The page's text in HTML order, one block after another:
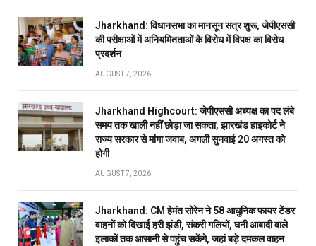
Jharkhand: विधानसभा का मानसून सत्र शुरू, जेपीएससी
की परीक्षाओं में अनियमितताओं के विरोध में विपक्ष का विरोध
प्रदर्शन
AUGUST 7, 2026
Jharkhand Highcourt: जेपीएससी अध्यक्ष का पद लंबे
समय तक खाली नहीं छोड़ा जा सकता, झारखंड हाइकोर्ट ने
राज्य सरकार से मांगा जवाब, अगली सुनवाई 20 अगस्त को
होगी
AUGUST 7, 2026
Jharkhand: CM हेमंत सोरेन ने 58 आधुनिक फायर टेंडर
वाहनों को दिखाई हरी झंडी, संकरी गलियों, घनी आबादी वाले
इलाकों तक आसानी से पहुंच सकेंगे, जहां बड़े दमकल वाहन